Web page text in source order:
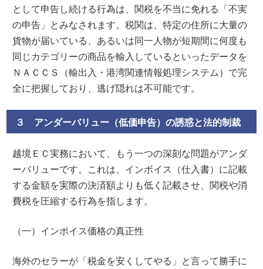
として申告し続ける行為は、関税を不当に免れる「不実
の申告」とみなされます。税関は、特定の住所に大量の
貨物が届いている、あるいは同一人物が短期間に何度も
同じカテゴリーの商品を輸入しているといったデータを
ＮＡＣＣＳ（輸出入・港湾関連情報処理システム）で完
全に把握しており、逃げ隠れは不可能です。
３ アンダーバリュー（低価申告）の誘惑と法的制裁
越境ＥＣ実務において、もう一つの深刻な問題がアンダ
ーバリューです。これは、インボイス（仕入書）に記載
する金額を実際の決済額よりも低く記載させ、関税や消
費税を圧縮する行為を指します。
（一）インボイス価格の真正性
海外のセラーが「税金を安くしてやる」と言って勝手に